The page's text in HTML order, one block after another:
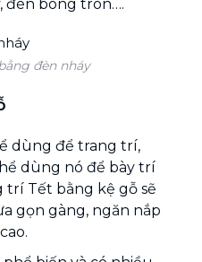
đèn bóng tròn….
đèn nháy
dùng để trang trí,
dùng nó để bày trí
trí Tết bằng kệ gỗ sẽ
gọn gàng, ngăn nắp